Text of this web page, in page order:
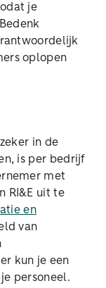
je
oplopen
in de
is per bedrijf
met
RI&E uit te
en
van
kun je een
personeel.